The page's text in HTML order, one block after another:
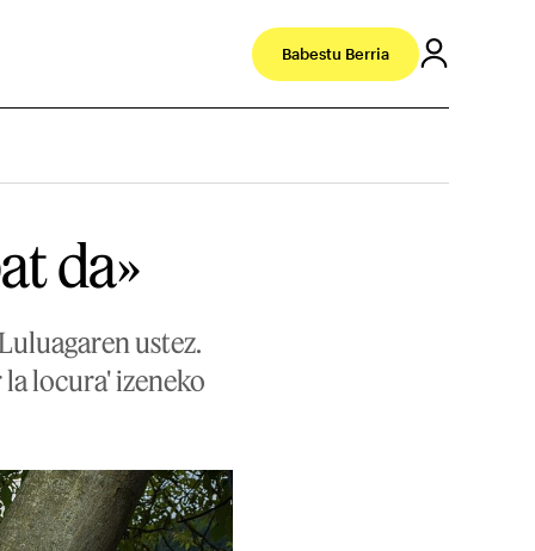
Babestu Berria
da»
ustez.
locura' izeneko